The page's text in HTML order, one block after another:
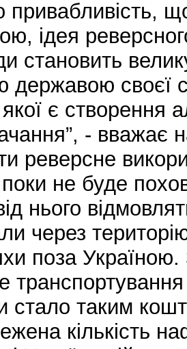
привабливість,
ідея
становить
державою своєї
є створення
- вважає
реверсне
поки не буде
нього
через
поза
стало таким
кількість